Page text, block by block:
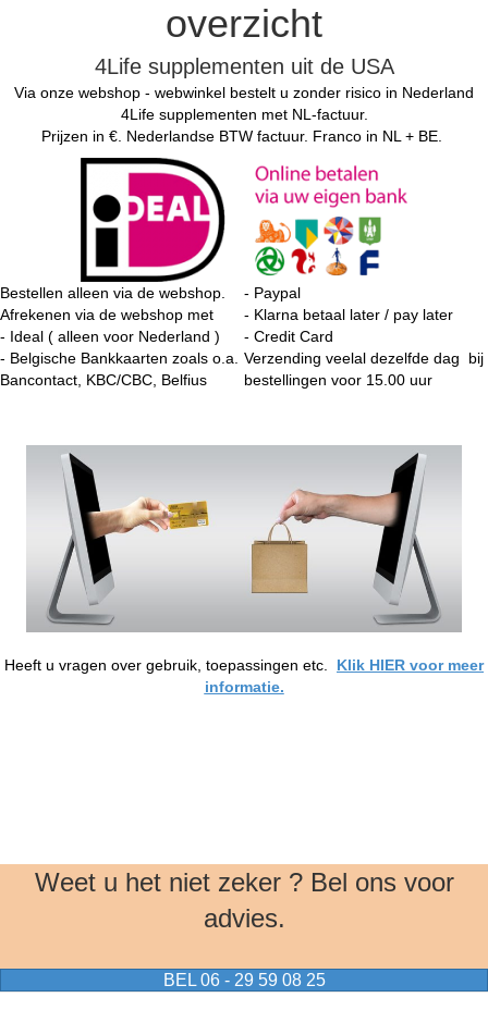
overzicht
4Life supplementen uit de USA
Via onze webshop - webwinkel bestelt u zonder risico in Nederland
4Life supplementen met NL-factuur.
Prijzen in €. Nederlandse BTW factuur. Franco in NL + BE.
Bestellen alleen via de webshop.
Afrekenen via de webshop met
- Ideal ( alleen voor Nederland )
- Belgische Bankkaarten zoals o.a.
Bancontact, KBC/CBC, Belfius
- Paypal
- Klarna betaal later / pay later
- Credit Card
Verzending veelal dezelfde dag bij
bestellingen voor 15.00 uur
Heeft u vragen over gebruik, toepassingen etc.
Klik HIER voor meer
informatie.
Weet u het niet zeker ? Bel ons voor
advies.
BEL 06 - 29 59 08 25